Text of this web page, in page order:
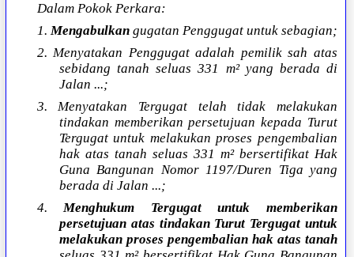
Dalam Pokok Perkara:
1.Mengabulkangugatan Penggugat untuk sebagian;
2. Menyatakan Penggugat adalah pemilik sah atas
sebidang tanah seluas 331 m² yang berada di
Jalan ...;
3. Menyatakan Tergugat telah tidak melakukan
tindakan memberikan persetujuan kepada Turut
Tergugat untuk melakukan proses pengembalian
hak atas tanah seluas 331 m² bersertifikat Hak
Guna Bangunan Nomor 1197/Duren Tiga yang
berada di Jalan ...;
4.Menghukum Tergugat untuk memberikan
persetujuan atas tindakan Turut Tergugat untuk
melakukan proses pengembalian hak atas tanah